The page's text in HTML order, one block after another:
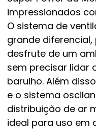
impressionados
O sistema de
grande
desfrute de um
sem precisar lidar
barulho. Além
e o sistema
distribuição de ar
ideal para uso em